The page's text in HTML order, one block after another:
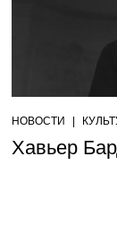
НОВОСТИ
Хавьер